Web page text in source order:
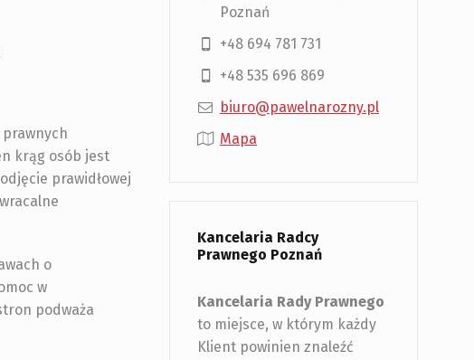
krąg osób jest
prawidłowej
o
w
podważa
Poznań
+48 694 781 731
+48 535 696 869
biuro@pawelnarozny.pl
Mapa
Kancelaria Radcy
Prawnego Poznań
Kancelaria Rady Prawnego
to miejsce, w którym każdy
Klient powinien znaleźć